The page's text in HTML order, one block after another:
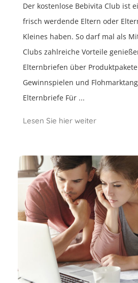
Der kostenlose Bebivita Club ist
frisch werdende Eltern oder
Kleines haben. So darf mal als
Clubs zahlreiche Vorteile
Elternbriefen über
Gewinnspielen und
Elternbriefe Für ...
Lesen Sie hier weiter